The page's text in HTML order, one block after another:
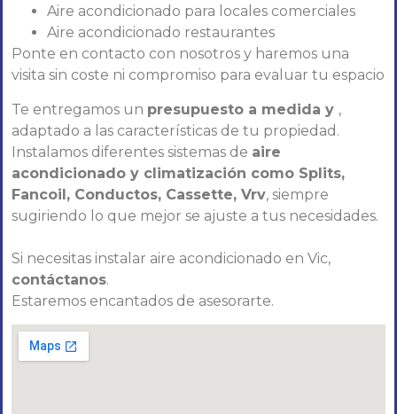
Aire acondicionado para locales comerciales
Aire acondicionado restaurantes
Ponte en contacto con nosotros y haremos una
visita sin coste ni compromiso para evaluar tu espacio
Te entregamos un presupuesto a medida y ,
adaptado a las características de tu propiedad.
Instalamos diferentes sistemas de aire
acondicionado y climatización como Splits,
Fancoil, Conductos, Cassette, Vrv, siempre
sugiriendo lo que mejor se ajuste a tus necesidades.
Si necesitas instalar aire acondicionado en Vic,
contáctanos.
Estaremos encantados de asesorarte.